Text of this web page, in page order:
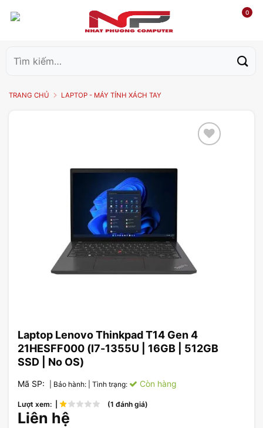
0
kiếm:
TRANG CHỦ LAPTOP - MÁY TÍNH XÁCH TAY
Laptop Lenovo Thinkpad T14 Gen 4
21HESFF000 (I7-1355U | 16GB | 512GB
SSD | No OS)
Mã SP: | Bảo hành: | Tình trạng: Còn hàng
Lượt xem: | (1 đánh giá)
Liên hệ